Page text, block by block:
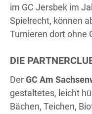
im GC Jersbek im
Spielrecht, können
Turnieren dort ohne
DIE
DerGC Am
gestaltetes, leicht
Bächen, Teichen,